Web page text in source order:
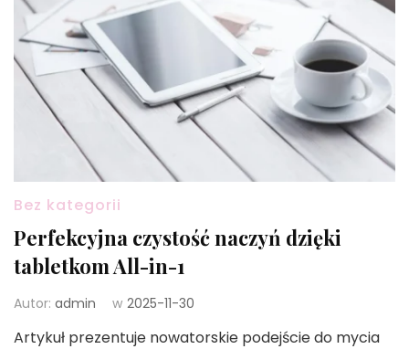
Bez kategorii
Perfekcyjna czystość naczyń dzięki
tabletkom All-in-1
Autor: admin w 2025-11-30
Artykuł prezentuje nowatorskie podejście do mycia